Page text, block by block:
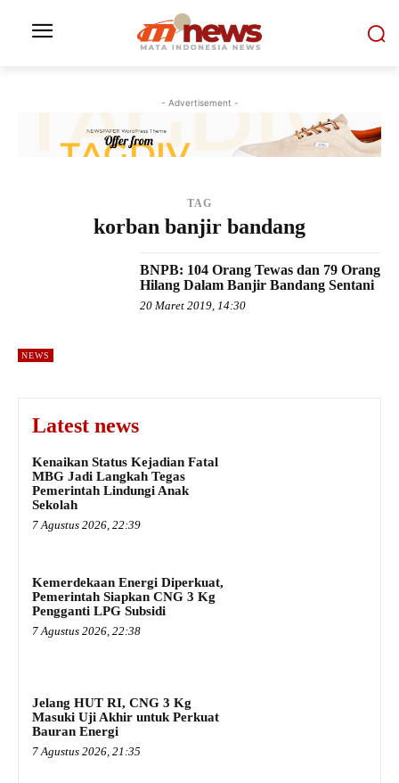
- Advertisement -
TAG
korban banjir bandang
NEWS
BNPB: 104 Orang Tewas dan 79 Orang
Hilang Dalam Banjir Bandang Sentani
20 Maret 2019, 14:30
Latest news
Kenaikan Status Kejadian Fatal
MBG Jadi Langkah Tegas
Pemerintah Lindungi Anak
Sekolah
7 Agustus 2026, 22:39
Kemerdekaan Energi Diperkuat,
Pemerintah Siapkan CNG 3 Kg
Pengganti LPG Subsidi
7 Agustus 2026, 22:38
Jelang HUT RI, CNG 3 Kg
Masuki Uji Akhir untuk Perkuat
Bauran Energi
7 Agustus 2026, 21:35